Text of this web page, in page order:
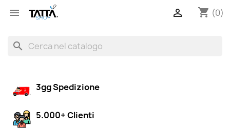
 shopping_cart (0)

search
3gg Spedizione
5.000+ Clienti